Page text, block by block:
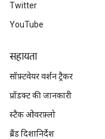
Twitter
YouTube
सहायता
सॉफ़्टवेयर वर्शन ट्रैकर
प्रॉडक्ट की जानकारी
स्टैक ओवरफ़्लो
ब्रैंड दिशानिर्देश